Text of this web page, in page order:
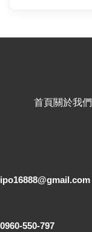
首頁關於我們
ipo16888@gmail.com
0960-550-797